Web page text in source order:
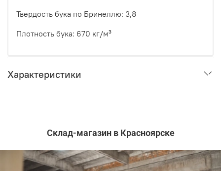
Твердость бука по Бринеллю: 3,8
Плотность бука: 670 кг/м³
Характеристики
Склад-магазин в Красноярске